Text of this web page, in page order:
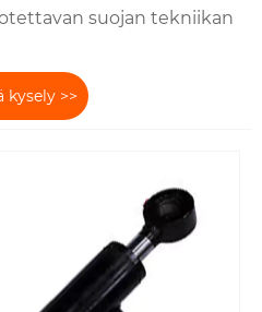
suojan tekniikan
kysely >>